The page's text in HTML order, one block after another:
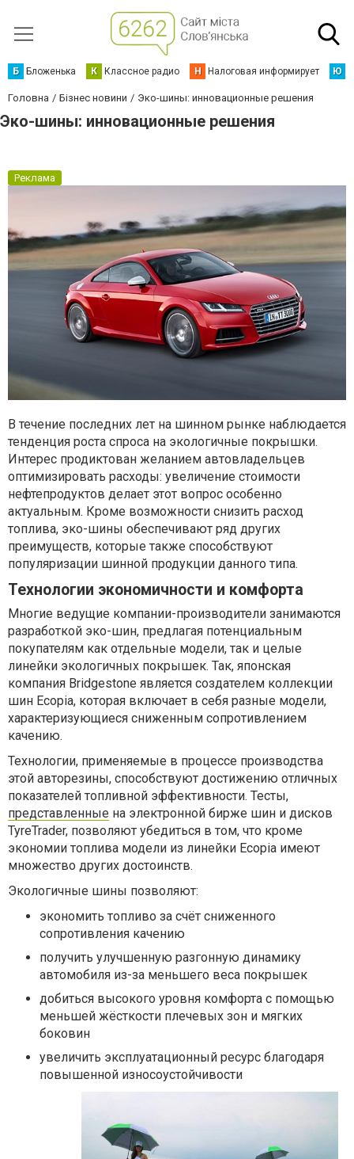
Б Бложенька К Классное радио Н Налоговая информирует Ю
Головна Бізнес новини Эко-шины: инновационные решения
Эко-шины: инновационные решения
Реклама
В течение последних лет на шинном рынке наблюдается
тенденция роста спроса на экологичные покрышки.
Интерес продиктован желанием автовладельцев
оптимизировать расходы: увеличение стоимости
нефтепродуктов делает этот вопрос особенно
актуальным. Кроме возможности снизить расход
топлива, эко-шины обеспечивают ряд других
преимуществ, которые также способствуют
популяризации шинной продукции данного типа.
Технологии экономичности и комфорта
Многие ведущие компании-производители занимаются
разработкой эко-шин, предлагая потенциальным
покупателям как отдельные модели, так и целые
линейки экологичных покрышек. Так, японская
компания Bridgestone является создателем коллекции
шин Ecopia, которая включает в себя разные модели,
характеризующиеся сниженным сопротивлением
качению.
Технологии, применяемые в процессе производства
этой авторезины, способствуют достижению отличных
показателей топливной эффективности. Тесты,
представленные на электронной бирже шин и дисков
TyreTrader, позволяют убедиться в том, что кроме
экономии топлива модели из линейки Ecopia имеют
множество других достоинств.
Экологичные шины позволяют:
экономить топливо за счёт сниженного
сопротивления качению
получить улучшенную разгонную динамику
автомобиля из-за меньшего веса покрышек
добиться высокого уровня комфорта с помощью
меньшей жёсткости плечевых зон и мягких
боковин
увеличить эксплуатационный ресурс благодаря
повышенной износоустойчивости